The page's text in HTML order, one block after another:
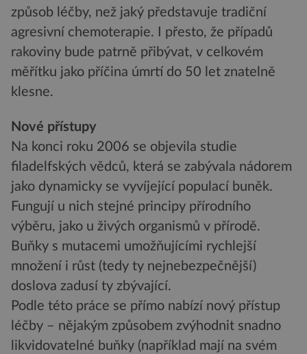
způsob léčby, než jaký představuje tradiční
agresivní chemoterapie. I přesto, že případů
rakoviny bude patrně přibývat, v celkovém
měřítku jako příčina úmrtí do 50 let znatelně
klesne.
Nové přístupy
Na konci roku 2006 se objevila studie
filadelfských vědců, která se zabývala nádorem
jako dynamicky se vyvíjející populací buněk.
Fungují u nich stejné principy přírodního
výběru, jako u živých organismů v přírodě.
Buňky s mutacemi umožňujícími rychlejší
množení i růst (tedy ty nejnebezpečnější)
doslova zadusí ty zbývající.
Podle této práce se přímo nabízí nový přístup
léčby – nějakým způsobem zvýhodnit snadno
likvidovatelné buňky (například mají na svém